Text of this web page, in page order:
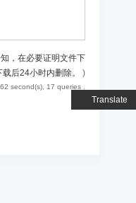
Translate
，在必要证明文件下
后24小时内删除。
)
second(s), 17 queries .